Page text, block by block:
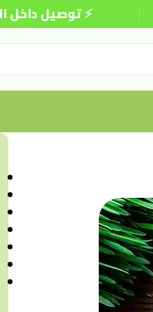
⚡ توصيل داخل الرياض في